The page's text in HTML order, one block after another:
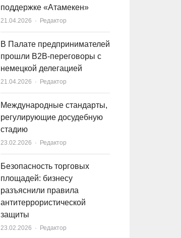
поддержке «Атамекен»
21.04.2026 Author
Редактор
В Палате предпринимателей
прошли B2B-переговоры с
немецкой делегацией
21.04.2026 Author
Редактор
Международные стандарты,
регулирующие досудебную
стадию
23.02.2026 Author
Редактор
Безопасность торговых
площадей: бизнесу
разъяснили правила
антитеррористической
защиты
23.02.2026 Author
Редактор